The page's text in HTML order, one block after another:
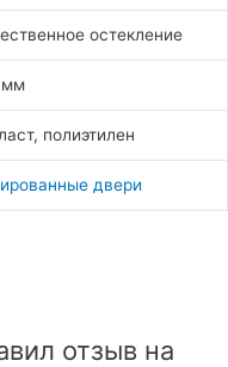
остекление
мм
полиэтилен
двери
отзыв на